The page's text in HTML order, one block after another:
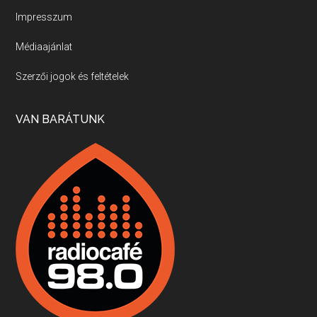
Villány, kékfrankos, Jackfall
Apr 17, 2026 • 00:35:38
Boston, teadélután, bab és homár
Apr 9, 2026 • 00:37:17
Fermentáljunk, a testünk meghálálja!
Apr 3, 2026 • 00:36:07
Impresszum
Médiaajánlat
Szerzői jogok és feltételek
VAN BARÁTUNK